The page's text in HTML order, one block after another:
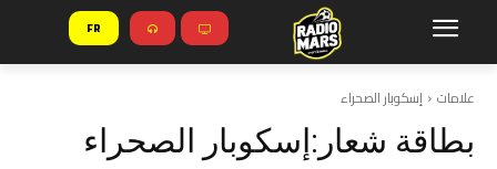
FR
علامات إسكوبار الصحراء
بطاقة شعار:إسكوبار الصحراء